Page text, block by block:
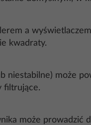
a
kwadraty.
niestabilne) może
filtrujące.
może